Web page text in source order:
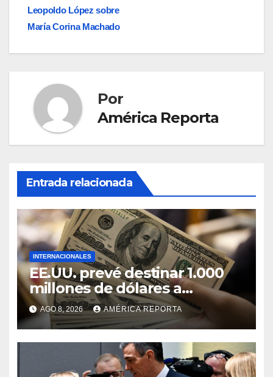
entradas
Leopoldo López sobre
María Corina Machado
Por
América Reporta
Entrada relacionada
INTERNACIONALES
EE.UU. prevé destinar 1.000
millones de dólares a
Colombia para un paquete de
seguridad
AGO 8, 2026 AMÉRICA REPORTA